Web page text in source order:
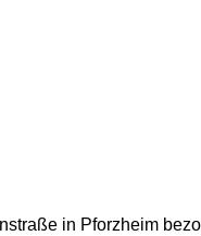
in Pforzheim